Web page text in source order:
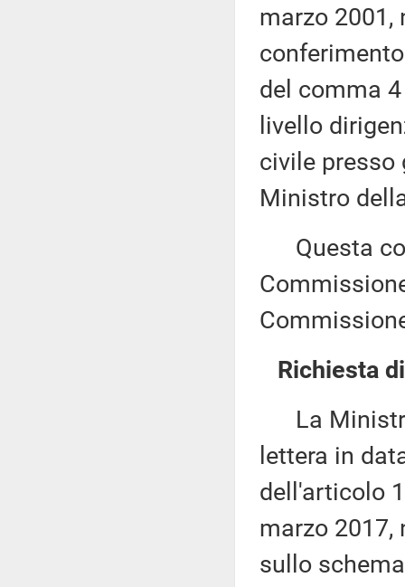
marzo 2001,
del comma
livello
civile presso
Ministro
Questa
Richiesta
La
lettera in
dell'articolo
marzo 2017,
sullo